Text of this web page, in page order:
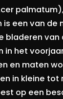
een van
bladeren
in het
en maten
in kleine
op een